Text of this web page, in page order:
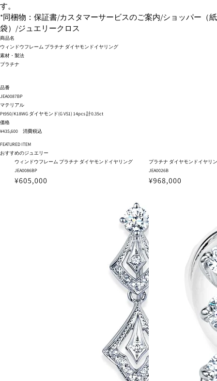
す。
*同梱物：保証書/カスタマーサービスのご案内/ショッパー（紙
袋）/ジュエリークロス
商品名
ウィンドウフレーム プラチナ ダイヤモンドイヤリング
素材・製法
プラチナ
品番
JEA0087BP
マテリアル
Pt950/K18WG ダイヤモンド(G VS1) 14pcs 計0.35ct
価格
¥435,600 消費税込
FEATURED ITEM
おすすめのジュエリー
ウィンドウフレーム プラチナ ダイヤモンドイヤリング
JEA0086BP
¥605,000
プラチナ ダイヤモンドイヤリ
JEA0026B
¥968,000